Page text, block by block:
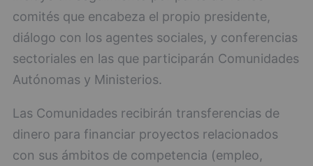
comités que encabeza el propio presidente,
diálogo con los agentes sociales, y conferencias
sectoriales en las que participarán Comunidades
Autónomas y Ministerios.
Las Comunidades recibirán transferencias de
dinero para financiar proyectos relacionados
con sus ámbitos de competencia (empleo,